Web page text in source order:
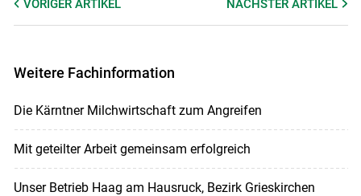
VORIGER ARTIKEL NÄCHSTERARTIKEL
Weitere Fachinformation
Die Kärntner Milchwirtschaft zum Angreifen
Mit geteilter Arbeit gemeinsam erfolgreich
Unser Betrieb Haag am Hausruck, Bezirk Grieskirchen